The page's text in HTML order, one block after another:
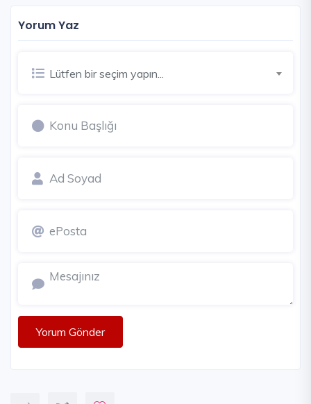
Yorum Yaz
Lütfen bir seçim yapın...
Yorum Gönder